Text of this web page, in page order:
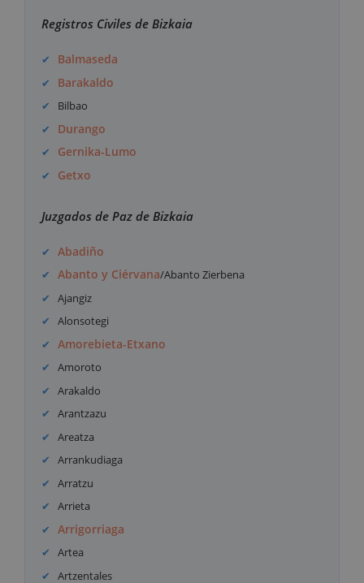
Registros Civiles de Bizkaia
Balmaseda
Barakaldo
Bilbao
Durango
Gernika-Lumo
Getxo
Juzgados de Paz de Bizkaia
Abadiño
Abanto y Ciérvana/Abanto Zierbena
Ajangiz
Alonsotegi
Amorebieta-Etxano
Amoroto
Arakaldo
Arantzazu
Areatza
Arrankudiaga
Arratzu
Arrieta
Arrigorriaga
Artea
Artzentales